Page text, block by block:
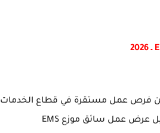
عن فرص عمل مستقرة في قطاع الخدمات
والتوصيل، خاصة في المؤسسات الكبرى. إذا كنت تتساءل عن تفاصيل عرض عمل سائق موزع EMS